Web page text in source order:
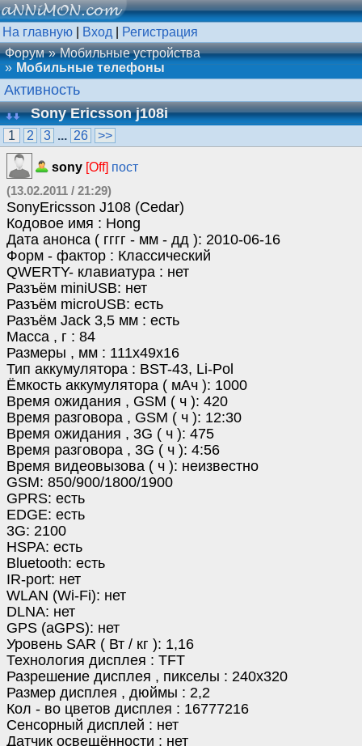
На главную Вход
Регистрация
Форум
Мобильные устройства
Мобильные телефоны
Активность
Sony Ericsson j108i
1 2 3 ... 26 >>
sony [Off] пост
(13.02.2011 / 21:29)
SonyEricsson J108 (Cedar)
Кодовое имя : Hong
Дата анонса ( гггг - мм - дд ): 2010-06-16
Форм - фактор : Классический
QWERTY- клавиатура : нет
Разъём miniUSB: нет
Разъём microUSB: есть
Разъём Jack 3,5 мм : есть
Масса , г : 84
Размеры , мм : 111x49x16
Тип аккумулятора : BST-43, Li-Pol
Ёмкость аккумулятора ( мАч ): 1000
Время ожидания , GSM ( ч ): 420
Время разговора , GSM ( ч ): 12:30
Время ожидания , 3G ( ч ): 475
Время разговора , 3G ( ч ): 4:56
Время видеовызова ( ч ): неизвестно
GSM: 850/900/1800/1900
GPRS: есть
EDGE: есть
3G: 2100
HSPA: есть
Bluetooth: есть
IR-port: нет
WLAN (Wi-Fi): нет
DLNA: нет
GPS (aGPS): нет
Уровень SAR ( Вт / кг ): 1,16
Технология дисплея : TFT
Разрешение дисплея , пикселы : 240x320
Размер дисплея , дюймы : 2,2
Кол - во цветов дисплея : 16777216
Сенсорный дисплей : нет
Датчик освещённости : нет